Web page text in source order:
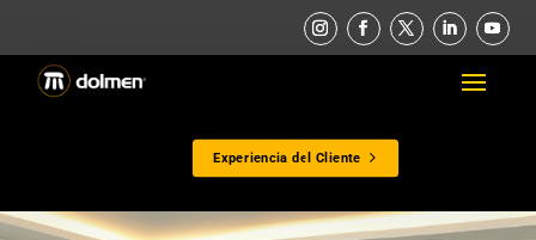
Experiencia del Cliente